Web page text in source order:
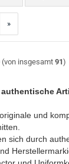
»
(von insgesamt 91)
und
sich durch